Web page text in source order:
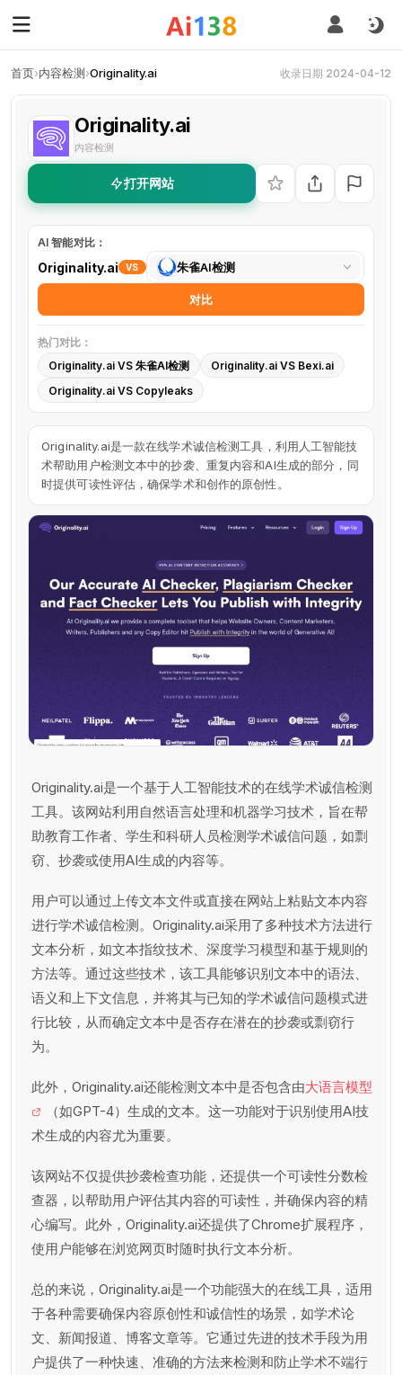
首页›内容检测›Originality.ai 收录日期 2024-04-12
Originality.ai
内容检测
打开网站
AI 智能对比：
Originality.ai VS
选
择
具
朱雀AI检测
对比
热门对比：
Originality.ai VS 朱雀AI检测
Originality.ai VS Bexi.ai
Originality.ai VS Copyleaks
Originality.ai是一款在线学术诚信检测工具，利用人工智能技
术帮助用户检测文本中的抄袭、重复内容和AI生成的部分，同
时提供可读性评估，确保学术和创作的原创性。
Originality.ai是一个基于人工智能技术的在线学术诚信检测
工具。该网站利用自然语言处理和机器学习技术，旨在帮
助教育工作者、学生和科研人员检测学术诚信问题，如剽
窃、抄袭或使用AI生成的内容等。
用户可以通过上传文本文件或直接在网站上粘贴文本内容
进行学术诚信检测。Originality.ai采用了多种技术方法进行
文本分析，如文本指纹技术、深度学习模型和基于规则的
方法等。通过这些技术，该工具能够识别文本中的语法、
语义和上下文信息，并将其与已知的学术诚信问题模式进
行比较，从而确定文本中是否存在潜在的抄袭或剽窃行
为。
此外，Originality.ai还能检测文本中是否包含由大语言模型
（如GPT-4）生成的文本。这一功能对于识别使用AI技
术生成的内容尤为重要。
该网站不仅提供抄袭检查功能，还提供一个可读性分数检
查器，以帮助用户评估其内容的可读性，并确保内容的精
心编写。此外，Originality.ai还提供了Chrome扩展程序，
使用户能够在浏览网页时随时执行文本分析。
总的来说，Originality.ai是一个功能强大的在线工具，适用
于各种需要确保内容原创性和诚信性的场景，如学术论
文、新闻报道、博客文章等。它通过先进的技术手段为用
户提供了一种快速、准确的方法来检测和防止学术不端行